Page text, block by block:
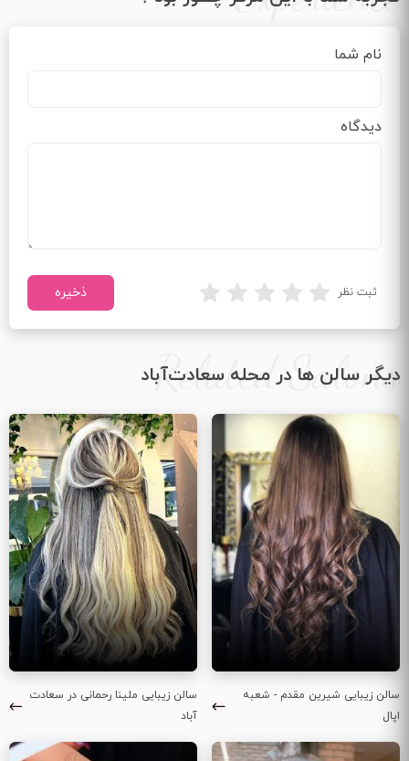
نام شما
ثبت نظر
دیدگاه
Related Salons
دیگر سالن ها در محله سعادت‌آباد
سالن زیبایی شیرین مقدم - شعبه
اپال
سالن زیبایی ملینا رحمانی در سعادت
آباد